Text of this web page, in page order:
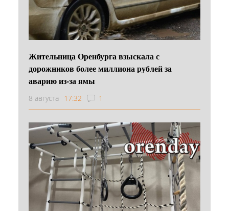
Жительница Оренбурга взыскала с
дорожников более миллиона рублей за
аварию из-за ямы
8 августа 17:32 1